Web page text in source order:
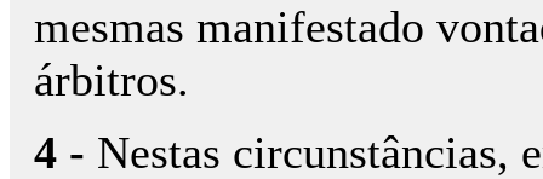
mesmas manifestado
árbitros.
4 - Nestas circunstâncias,